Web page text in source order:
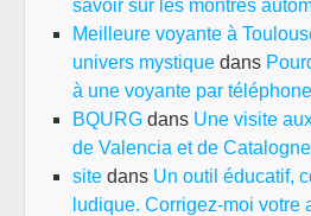
savoir sur les montres
Meilleure voyante à
univers mystique dans
à une voyante par
BQURG dans Une visite
de Valencia et de
site dans Un outil éducatif,
ludique. Corrigez-moi votre